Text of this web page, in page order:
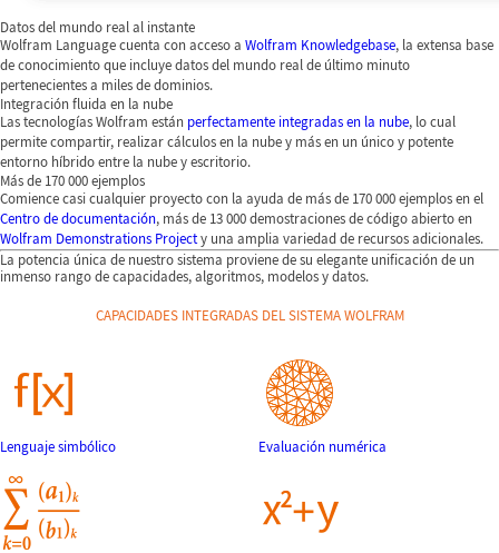
Datos del mundo real al instante
Wolfram Language cuenta con acceso a Wolfram Knowledgebase, la extensa base
de conocimiento que incluye datos del mundo real de último minuto
pertenecientes a miles de dominios.
Integración fluida en la nube
Las tecnologías Wolfram están perfectamente integradas en la nube, lo cual
permite compartir, realizar cálculos en la nube y más en un único y potente
entorno híbrido entre la nube y escritorio.
Más de 170 000 ejemplos
Comience casi cualquier proyecto con la ayuda de más de 170 000 ejemplos en el
Centro de documentación, más de 13 000 demostraciones de código abierto en
Wolfram Demonstrations Projecty una amplia variedad de recursos adicionales.
La potencia única de nuestro sistema proviene de su elegante unificación de un
inmenso rango de capacidades, algoritmos, modelos y datos.
CAPACIDADES INTEGRADAS DEL SISTEMA WOLFRAM
Lenguaje simbólico Evaluación numérica